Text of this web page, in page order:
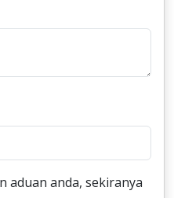
aduan anda, sekiranya